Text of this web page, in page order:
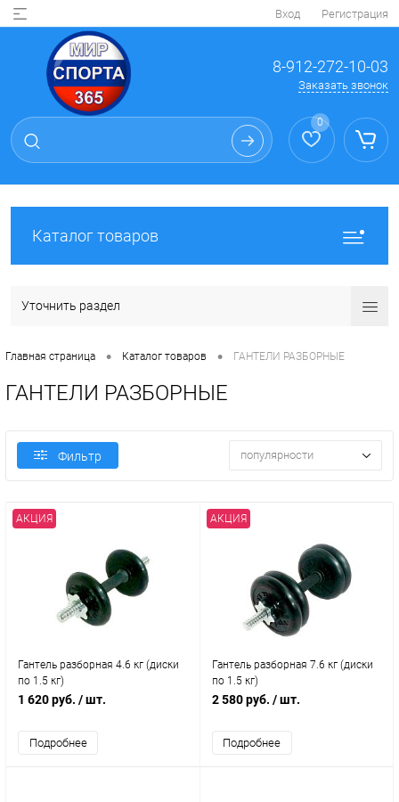
Вход Регистрация
8-912-272-10-03
Заказать звонок
0
Каталог товаров
Уточнить раздел
Главная страница • Каталог товаров • ГАНТЕЛИ РАЗБОРНЫЕ
ГАНТЕЛИ РАЗБОРНЫЕ
Фильтр популярности
АКЦИЯ
Гантель разборная 4.6 кг (диски
по 1.5 кг)
1 620 руб. / шт.
Подробнее
АКЦИЯ
Гантель разборная 7.6 кг (диски
по 1.5 кг)
2 580 руб. / шт.
Подробнее